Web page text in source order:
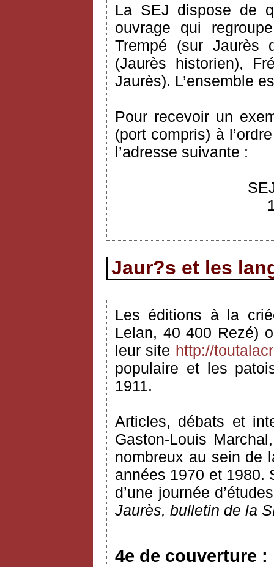
La SEJ dispose de
ouvrage qui
Trempé (sur Jaurès
(Jaurès historien),
Jaurès). L’ensemble
Pour recevoir un
(port compris) à
l’adresse suivante :
Jaur?s et les
Les éditions à la
Lelan, 40 400 Rezé)
leur site http://
populaire et les
1911.
Articles, débats et
Gaston-Louis
nombreux au sein de
années 1970 et 1980.
d’une journée
Jaurès, bulletin de la
4e de couverture :